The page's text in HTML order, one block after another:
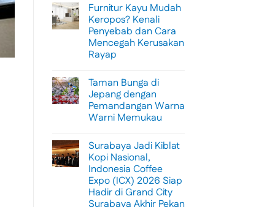
on
Menikmati
Sisi
Petualangan
Bali
Lewat
Rafting
Alam
Ubud
Furnitur Kayu Mudah
Keropos? Kenali
Penyebab dan Cara
Mencegah Kerusakan
Rayap
on
Furnitur
Kayu
Mudah
Keropos?
Kenali
Cara
Mencegah
Kerusakan
Rayap
Taman Bunga di
Jepang dengan
Pemandangan Warna
Warni Memukau
on
Taman
Bunga
di
Jepang
dengan
Pemandangan
Warna
Surabaya Jadi Kiblat
Kopi Nasional,
Indonesia Coffee
Expo (ICX) 2026 Siap
Hadir di Grand City
Surabaya Akhir Pekan